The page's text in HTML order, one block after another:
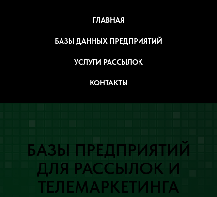
ГЛАВНАЯ
БАЗЫ ДАННЫХ ПРЕДПРИЯТИЙ
УСЛУГИ РАССЫЛОК
КОНТАКТЫ
БАЗЫ ПРЕДПРИЯТИЙ
ДЛЯ РАССЫЛОК И
ТЕЛЕМАРКЕТИНГА